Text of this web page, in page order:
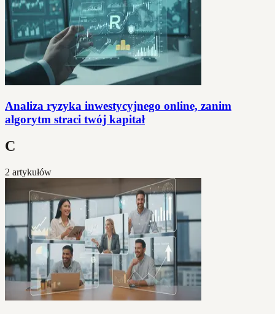
Analiza ryzyka inwestycyjnego online, zanim
algorytm straci twój kapitał
C
2 artykułów